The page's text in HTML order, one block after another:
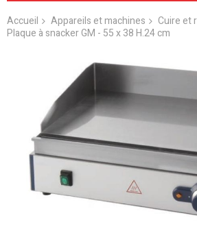
Accueil Appareils et machines Cuire et
Plaque à snacker GM - 55 x 38 H.24 cm
images
gallery